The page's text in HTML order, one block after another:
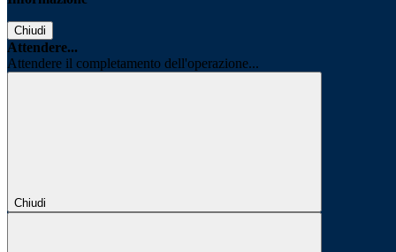
Chiudi
Attendere...
Attendere il completamento dell'operazione...
Chiudi